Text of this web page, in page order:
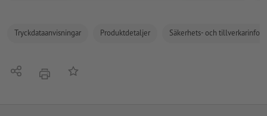
Tryckdataanvisningar Produktdetaljer Säkerhets- och
Dela erbjudandePå anteckningslistan